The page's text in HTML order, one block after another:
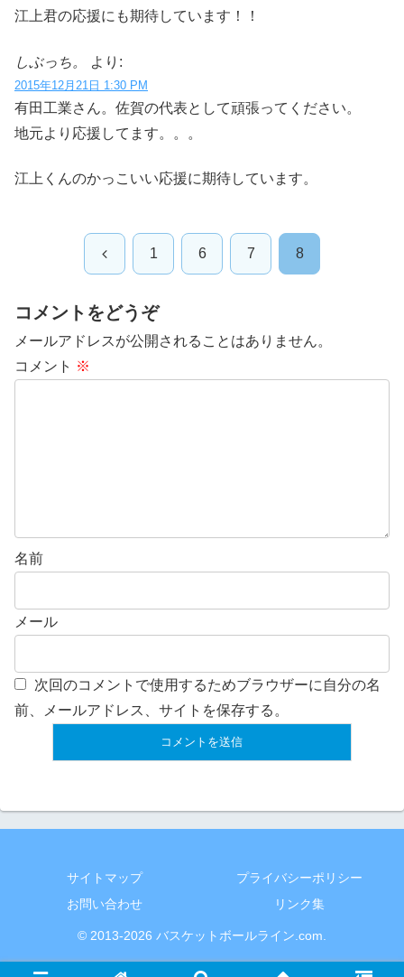
江上君の応援にも期待しています！！
しぶっち。 より:
2015年12月21日 1:30 PM
有田工業さん。佐賀の代表として頑張ってください。
地元より応援してます。。。
江上くんのかっこいい応援に期待しています。
前 1 6 7 8
コメントをどうぞ
メールアドレスが公開されることはありません。
コメント ※
名前
メール
次回のコメントで使用するためブラウザーに自分の名
前、メールアドレス、サイトを保存する。
サイトマップ
プライバシーポリシー
お問い合わせ
リンク集
© 2013-2026 バスケットボールライン.com.